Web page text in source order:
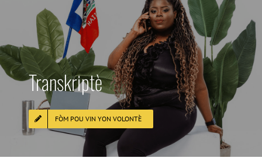
Transkriptè
FÒM POU VIN YON VOLONTÈ